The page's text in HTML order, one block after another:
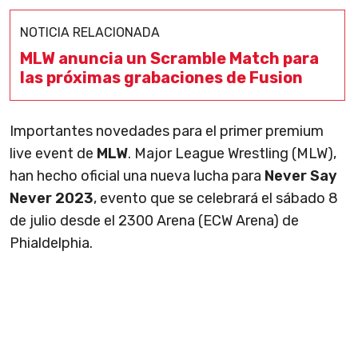
NOTICIA RELACIONADA
MLW anuncia un Scramble Match para
las próximas grabaciones de Fusion
Importantes novedades para el primer premium
live event de MLW. Major League Wrestling (MLW),
han hecho oficial una nueva lucha para Never Say
Never 2023, evento que se celebrará el sábado 8
de julio desde el 2300 Arena (ECW Arena) de
Phialdelphia.